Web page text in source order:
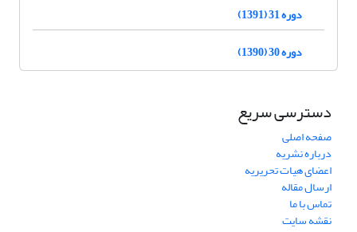
دوره 31 (1391)
دوره 30 (1390)
دسترسی سریع
صفحه اصلی
درباره نشریه
اعضای هیات تحریریه
ارسال مقاله
تماس با ما
نقشه سایت